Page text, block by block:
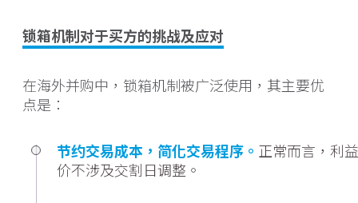
锁箱机制对于买方的挑战及应对
在海外并购中，锁箱机制被广泛使用，其主要优
点是：
节约交易成本，简化交易程序。 正常而言，利
价不涉及交割日调整。